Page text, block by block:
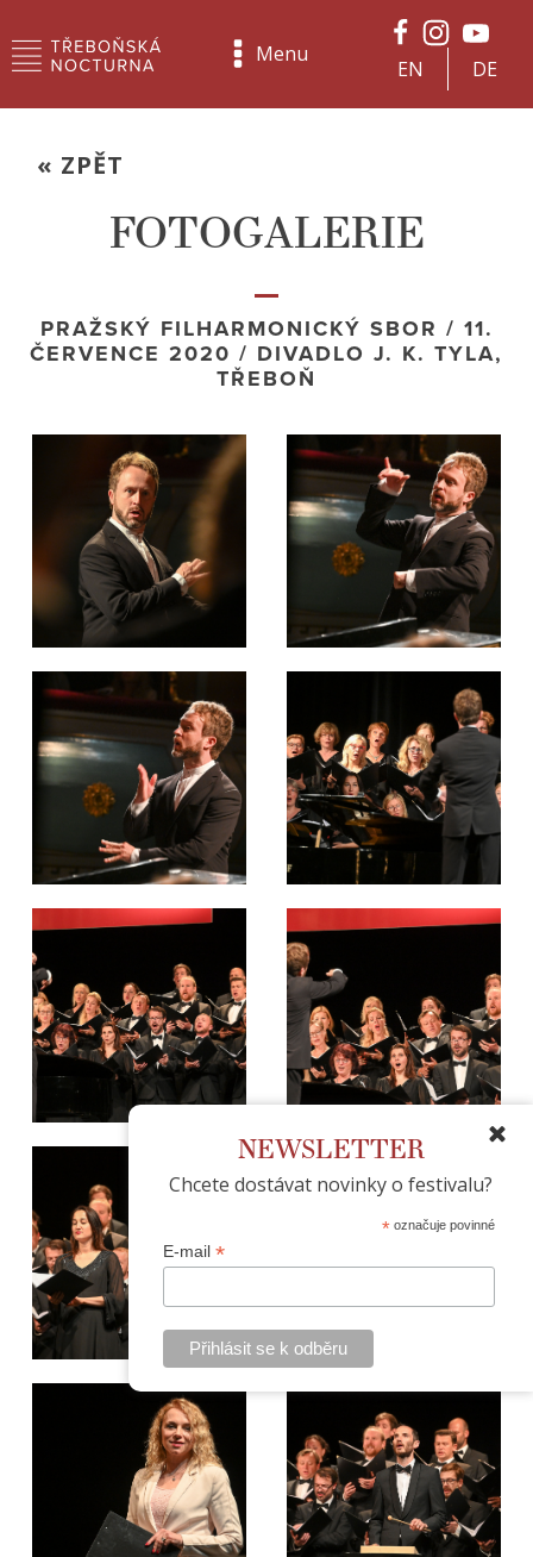
Menu
EN DE
FOTOGALERIE
PRAŽSKÝ FILHARMONICKÝ SBOR / 11.
ČERVENCE 2020 / DIVADLO J. K. TYLA,
TŘEBOŇ
« ZPĚT
NEWSLETTER
Chcete dostávat novinky o festivalu?
* označuje povinné
E-mail *